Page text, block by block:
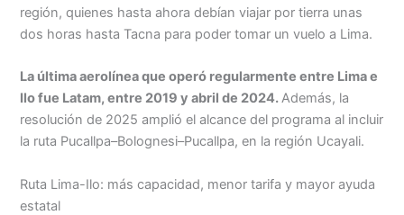
región, quienes hasta ahora debían viajar por tierra unas
dos horas hasta Tacna para poder tomar un vuelo a Lima.
La última aerolínea que operó regularmente entre Lima e
Ilo fue Latam, entre 2019 y abril de 2024.Además, la
resolución de 2025 amplió el alcance del programa al incluir
la ruta Pucallpa–Bolognesi–Pucallpa, en la región Ucayali.
Ruta Lima-Ilo: más capacidad, menor tarifa y mayor ayuda
estatal